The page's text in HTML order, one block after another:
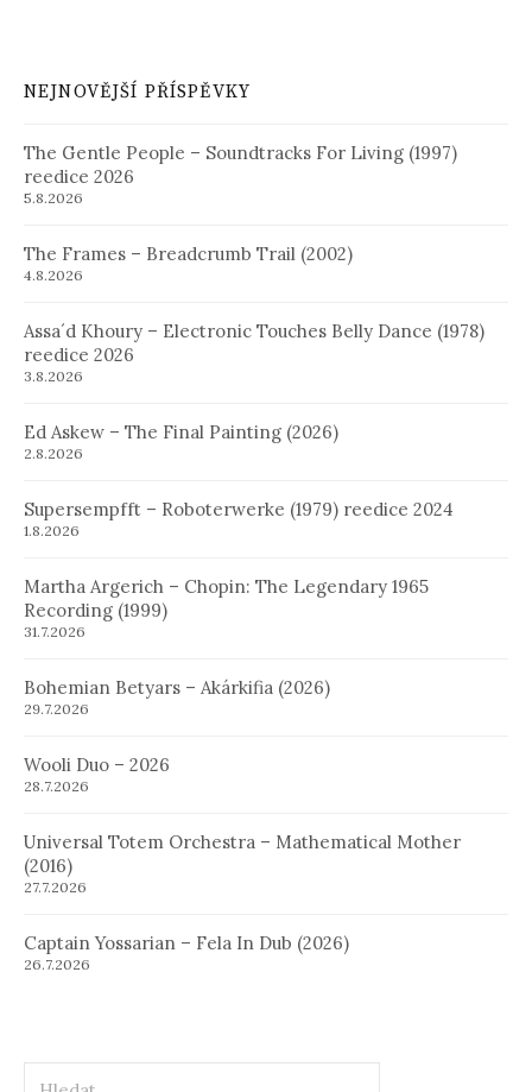
NEJNOVĚJŠÍ PŘÍSPĚVKY
The Gentle People – Soundtracks For Living (1997)
reedice 2026
5.8.2026
The Frames – Breadcrumb Trail (2002)
4.8.2026
Assa´d Khoury – Electronic Touches Belly Dance (1978)
reedice 2026
3.8.2026
Ed Askew – The Final Painting (2026)
2.8.2026
Supersempfft – Roboterwerke (1979) reedice 2024
1.8.2026
Martha Argerich – Chopin: The Legendary 1965
Recording (1999)
31.7.2026
Bohemian Betyars – Akárkifia (2026)
29.7.2026
Wooli Duo – 2026
28.7.2026
Universal Totem Orchestra – Mathematical Mother
(2016)
27.7.2026
Captain Yossarian – Fela In Dub (2026)
26.7.2026